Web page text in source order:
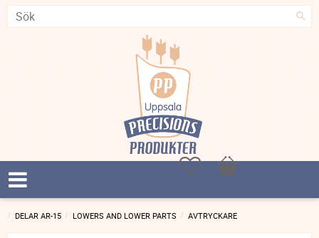
FavoriterKundvagn
DELAR AR-15 LOWERS AND LOWER PARTS AVTRYCKARE